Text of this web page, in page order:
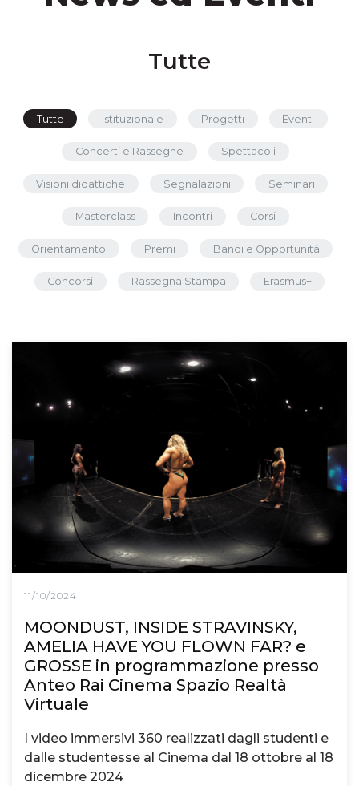
Tutte
Tutte Istituzionale Progetti Eventi
Concerti e Rassegne Spettacoli
Visioni didattiche Segnalazioni Seminari
Masterclass Incontri Corsi
Orientamento Premi Bandi e Opportunità
Concorsi Rassegna Stampa Erasmus+
11/10/2024
MOONDUST, INSIDE STRAVINSKY,
AMELIA HAVE YOU FLOWN FAR? e
GROSSE in programmazione presso
Anteo Rai Cinema Spazio Realtà
Virtuale
I video immersivi 360 realizzati dagli studenti e
dalle studentesse al Cinema dal 18 ottobre al 18
dicembre 2024